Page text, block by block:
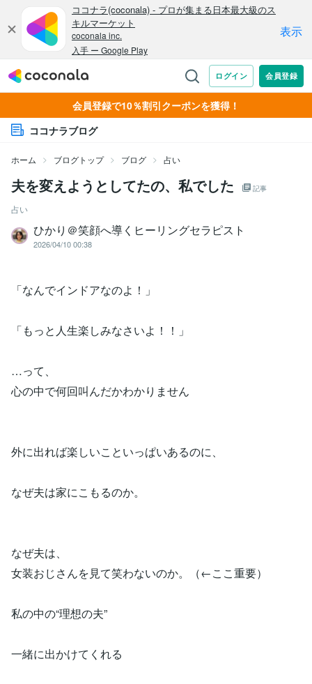
会員登録で10％割引クーポンを獲得！
ココナラブログ
ホーム ブログトップ ブログ 占い
夫を変えようとしてたの、私でした 記事
占い
ひかり＠笑顔へ導くヒーリングセラピスト
2026/04/10 00:38
「なんでインドアなのよ！」
「もっと人生楽しみなさいよ！！」
…って、
心の中で何回叫んだかわかりません
外に出れば楽しいこといっぱいあるのに、
なぜ夫は家にこもるのか。
なぜ夫は、
女装おじさんを見て笑わないのか。（←ここ重要）
私の中の“理想の夫”
一緒に出かけてくれる